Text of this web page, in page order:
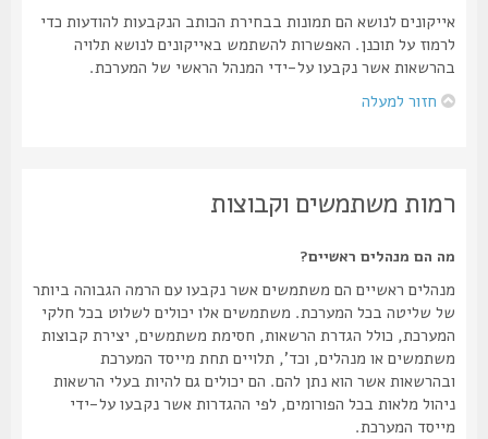
אייקונים לנושא הם תמונות בבחירת הכותב הנקבעות להודעות כדי
לרמוז על תוכנן. האפשרות להשתמש באייקונים לנושא תלויה
בהרשאות אשר נקבעו על-ידי המנהל הראשי של המערכת.
חזור למעלה
רמות משתמשים וקבוצות
מה הם מנהלים ראשיים?
מנהלים ראשיים הם משתמשים אשר נקבעו עם הרמה הגבוהה ביותר
של שליטה בכל המערכת. משתמשים אלו יכולים לשלוט בכל חלקי
המערכת, כולל הגדרת הרשאות, חסימת משתמשים, יצירת קבוצות
משתמשים או מנהלים, וכד', תלויים תחת מייסד המערכת
ובהרשאות אשר הוא נתן להם. הם יכולים גם להיות בעלי הרשאות
ניהול מלאות בכל הפורומים, לפי ההגדרות אשר נקבעו על-ידי
מייסד המערכת.